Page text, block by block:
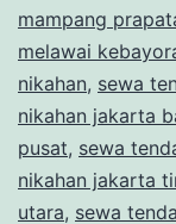
mampang
melawai
nikahan, sewa
nikahan jakarta
pusat, sewa
nikahan jakarta
utara, sewa